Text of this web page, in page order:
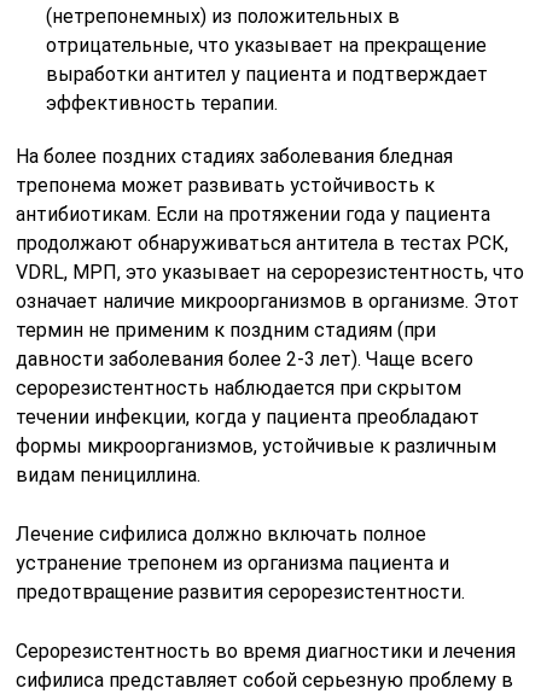
(нетрепонемных) из положительных в
отрицательные, что указывает на прекращение
выработки антител у пациента и подтверждает
эффективность терапии.
На более поздних стадиях заболевания бледная
трепонема может развивать устойчивость к
антибиотикам. Если на протяжении года у пациента
продолжают обнаруживаться антитела в тестах РСК,
VDRL, МРП, это указывает на серорезистентность, что
означает наличие микроорганизмов в организме. Этот
термин не применим к поздним стадиям (при
давности заболевания более 2-3 лет). Чаще всего
серорезистентность наблюдается при скрытом
течении инфекции, когда у пациента преобладают
формы микроорганизмов, устойчивые к различным
видам пенициллина.
Лечение сифилиса должно включать полное
устранение трепонем из организма пациента и
предотвращение развития серорезистентности.
Серорезистентность во время диагностики и лечения
сифилиса представляет собой серьезную проблему в